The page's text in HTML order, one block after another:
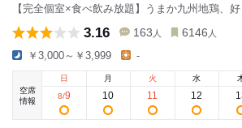
【完全個室×食べ飲み放題】うまか九州地鶏、
3.16 163 人 6146 人
￥3,000～￥3,999 -
空席
情報
日
8/9
月
10
火
11
水
12